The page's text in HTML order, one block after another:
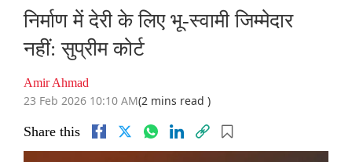
निर्माण में देरी के लिए भू-स्वामी जिम्मेदार
नहीं: सुप्रीम कोर्ट
Amir Ahmad
23 Feb 2026 10:10 AM(2 mins read )
Share this